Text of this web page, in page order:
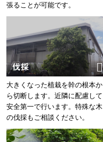
張ることが可能です。
伐採
大きくなった植栽を幹の根本か
ら切断します。近隣に配慮して
安全第一で行います。特殊な木
の伐採もご相談ください。